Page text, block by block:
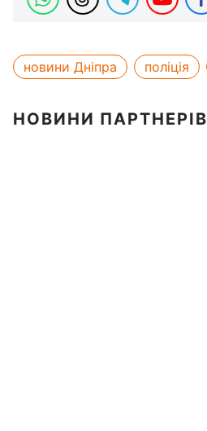
новини Дніпра поліція
НОВИНИ ПАРТНЕРІВ